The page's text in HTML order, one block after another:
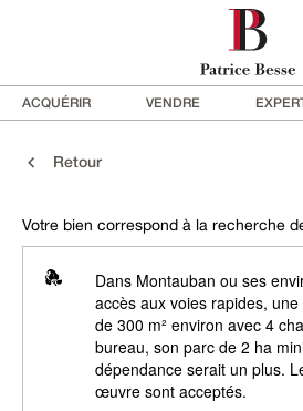
ACQUÉRIR VENDRE
Retour
Votre bien correspond à la recherche
Dans Montauban ou ses
accès aux voies rapides,
de 300 m² environ avec 4
bureau, son parc de 2 ha
dépendance serait un plus.
œuvre sont acceptés.